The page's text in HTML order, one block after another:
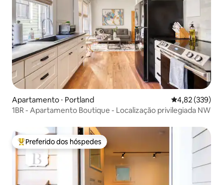
Apartamento ⋅ Portland 4,82 de uma
4,82 (339)
1BR - Apartamento Boutique - Localização privilegiada NW
Entre os melhores preferidos dos hóspedes
Preferido dos hóspedes